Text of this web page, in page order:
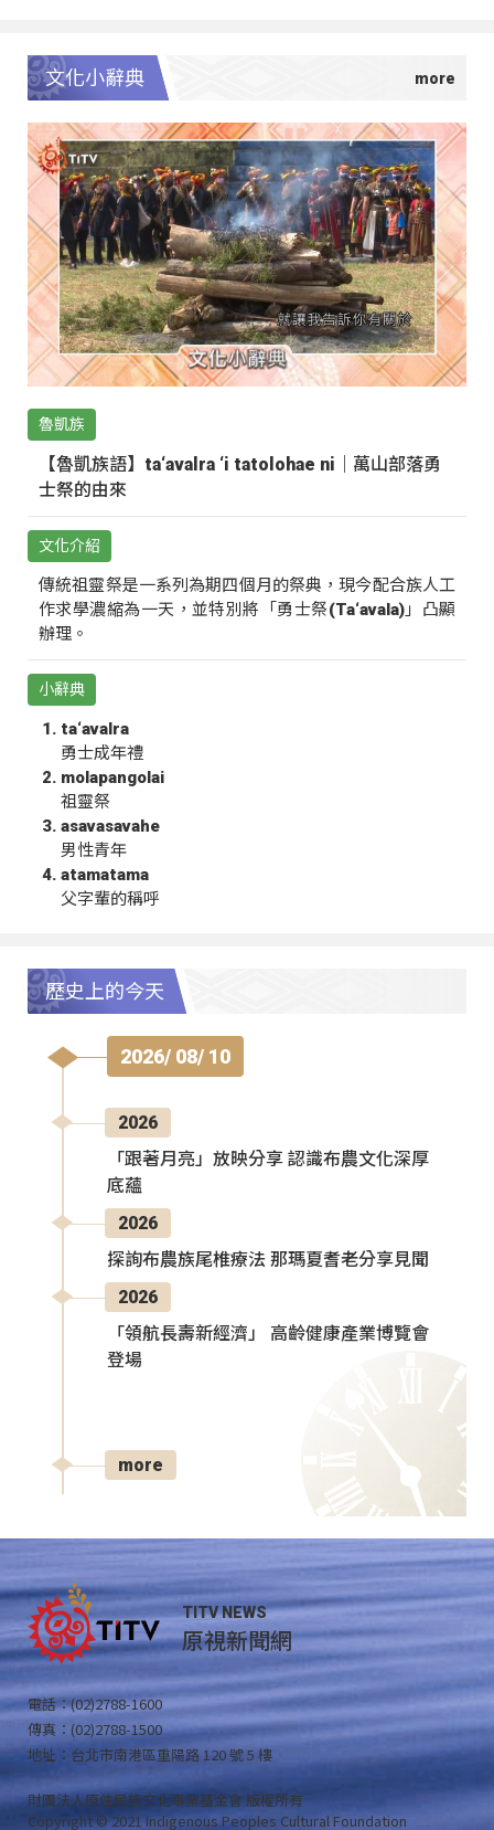
文化小辭典
魯凱族
【魯凱族語】ta‘avalra ‘i tatolohae ni｜萬山部落勇
士祭的由來
文化介紹
傳統祖靈祭是一系列為期四個月的祭典，現今配合族人工
作求學濃縮為一天，並特別將「勇士祭(Ta‘avala)」凸顯
辦理。
小辭典
ta‘avalra
勇士成年禮
molapangolai
祖靈祭
asavasavahe
男性青年
atamatama
父字輩的稱呼
歷史上的今天
2026/ 08/ 10
2026
「跟著月亮」放映分享 認識布農文化深厚
底蘊
2026
探詢布農族尾椎療法 那瑪夏耆老分享見聞
2026
「領航長壽新經濟」 高齡健康產業博覽會
登場
more
TITV NEWS
原視新聞網
電話：(02)2788-1600
傳真：(02)2788-1500
地址：台北市南港區重陽路 120 號 5 樓
財團法人原住民族文化事業基金會 版權所有
Copyright © 2021 Indigenous Peoples Cultural Foundation